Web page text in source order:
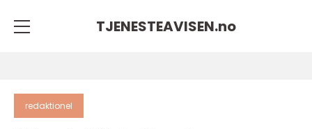
TJENESTEAVISEN.no
redaktionel